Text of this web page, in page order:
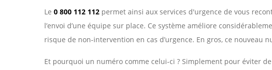
Le 0 800 112 112 permet ainsi aux services d'urgence de vous
l’envoi d’une équipe sur place. Ce système améliore
risque de non-intervention en cas d’urgence. En gros, ce nouveau
Et pourquoi un numéro comme celui-ci ? Simplement pour éviter